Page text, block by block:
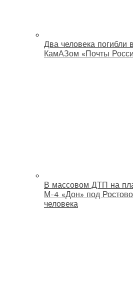
Два человека погибли
КамАЗом «Почты
В массовом ДТП на
М-4 «Дон» под
человека